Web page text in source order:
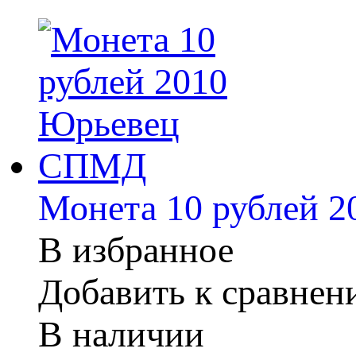
Монета 10 рублей
В избранное
Добавить к
В наличии